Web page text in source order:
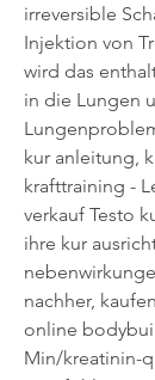
irreversible
Injektion von
wird das
in die Lungen
kur anleitung,
krafttraining -
verkauf Testo
ihre kur
nachher,
online
Min/kreatinin-